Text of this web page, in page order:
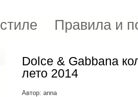
Правила и
Dolce & Gabbana
лето 2014
Автор: anna